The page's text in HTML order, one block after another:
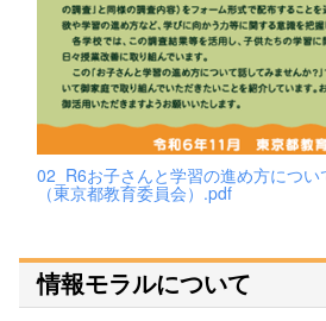
02_R6お子さんと学習の進め方につい
（東京都教育委員会）.pdf
情報モラルについて